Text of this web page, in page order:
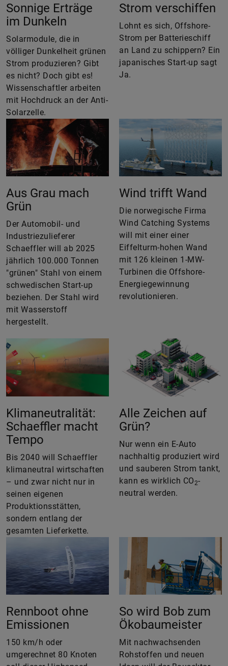
Sonnige Erträge
im Dunkeln
Solarmodule, die in
völliger Dunkelheit grünen
Strom produzieren? Gibt
es nicht? Doch gibt es!
Wissenschaftler arbeiten
mit Hochdruck an der Anti-
Solarzelle.
Strom verschiffen
Lohnt es sich, Offshore-
Strom per Batterieschiff
an Land zu schippern? Ein
japanisches Start-up sagt
Ja.
Aus Grau mach
Grün
Der Automobil- und
Industriezulieferer
Schaeffler will ab 2025
jährlich 100.000 Tonnen
"grünen" Stahl von einem
schwedischen Start-up
beziehen. Der Stahl wird
mit Wasserstoff
hergestellt.
Wind trifft Wand
Die norwegische Firma
Wind Catching Systems
will mit einer einer
Eiffelturm-hohen Wand
mit 126 kleinen 1-MW-
Turbinen die Offshore-
Energiegewinnung
revolutionieren.
Klimaneutralität:
Schaeffler macht
Tempo
Bis 2040 will Schaeffler
klimaneutral wirtschaften
– und zwar nicht nur in
seinen eigenen
Produktionsstätten,
sondern entlang der
gesamten Lieferkette.
Alle Zeichen auf
Grün?
Nur wenn ein E-Auto
nachhaltig produziert wird
und sauberen Strom tankt,
kann es wirklich CO2-
neutral werden.
Rennboot ohne
Emissionen
150 km/h oder
umgerechnet 80 Knoten
So wird Bob zum
Ökobaumeister
Mit nachwachsenden
Rohstoffen und neuen